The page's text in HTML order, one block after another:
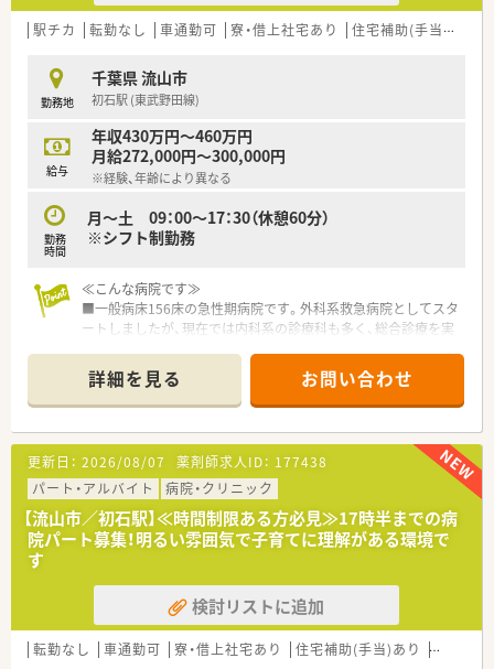
駅チカ 転勤なし 車通勤可 寮・借上社宅あり 住宅補助(手当)あり
勤務地
千葉県 流山市
初石駅 (東武野田線)
給与
年収430万円～460万円
月給272,000円～300,000円
※経験、年齢により異なる
勤務
時間
月～土 09：00～17：30（休憩60分）
※シフト制勤務
≪こんな病院です≫
■一般病床156床の急性期病院です。外科系救急病院としてスタ
ートしましたが、現在では内科系の診療科も多く、総合診療を実
■2次救急病院です。緊急手術等にも対応しています。
■グループ内の回復期病院、介護施設と連携し医療と福祉両面か
ら地域医療を支えています。
■送迎バスあり、マイカー通勤も可能です。
■院内託児所完備しています。
≪業務内容≫
■注射薬の用意（混注なし）
■内服薬の調剤（外来は院外処方）
■患者様への服薬指導（病棟業務）
る）
■訪問薬剤管理指導（主治医より依頼を受けて、1カ月に1～2回
居宅で療養中の患者様に薬の作用などの説明をする）
など
詳細を見る お問い合わせ
更新日： 2026/08/07 薬剤師求人ID： 177438
パート・アルバイト
病院・クリニック
【流山市／初石駅】≪時間制限ある方必見≫17時半までの病
院パート募集！明るい雰囲気で子育てに理解がある環境で
す
検討リストに追加
転勤なし 車通勤可 寮・借上社宅あり 住宅補助(手当)あり 託児所